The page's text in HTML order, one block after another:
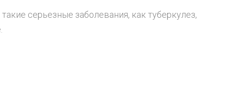
серьезные заболевания, как туберкулез,